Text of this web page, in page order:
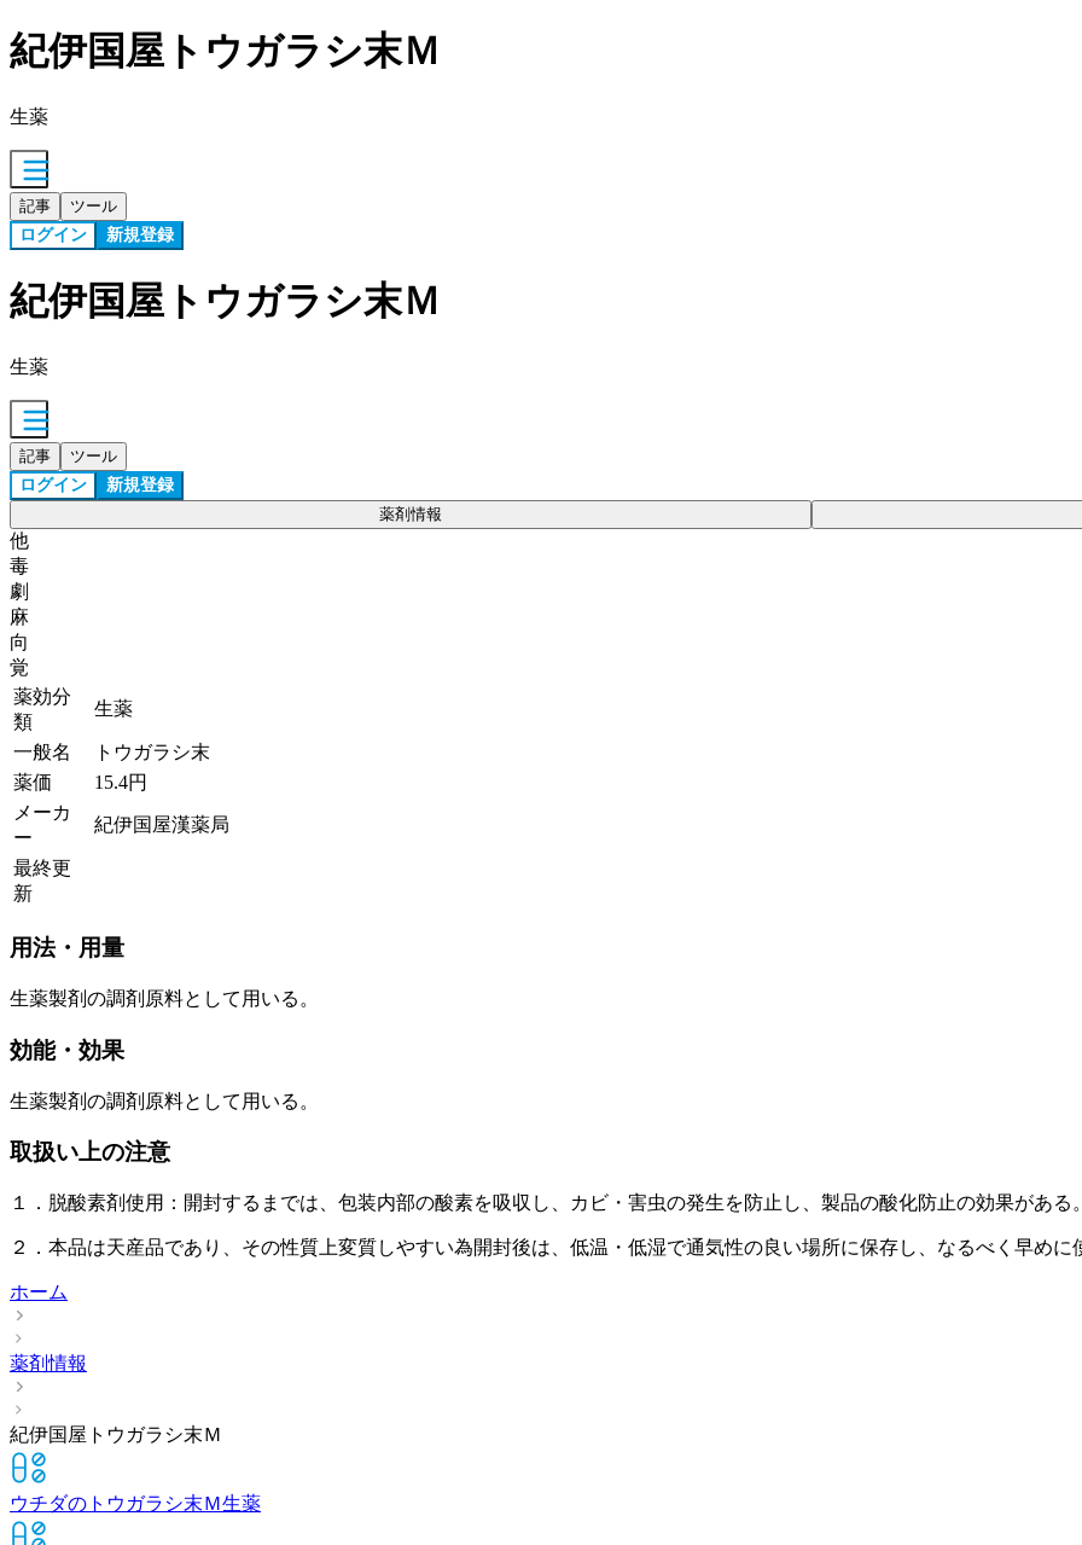
紀伊国屋トウガラシ末Ｍ
生薬
記事 ツール
ログイン 新規登録
紀伊国屋トウガラシ末Ｍ
生薬
記事 ツール
ログイン 新規登録
薬剤情報
他
毒
劇
麻
向
覚
薬効分
類
生薬
一般名
トウガラシ末
薬価
15.4円
メーカ
ー
紀伊国屋漢薬局
最終更
新
用法・用量
生薬製剤の調剤原料として用いる。
効能・効果
生薬製剤の調剤原料として用いる。
取扱い上の注意
１．脱酸素剤使用：開封するまでは、包装内部の酸素を吸収し、カビ・害虫の発生を防止し、製品の酸化防止の効果がある
２．本品は天産品であり、その性質上変質しやすい為開封後は、低温・低湿で通気性の良い場所に保存し、なるべく早めに
ホーム
薬剤情報
紀伊国屋トウガラシ末Ｍ
ウチダのトウガラシ末Ｍ生薬